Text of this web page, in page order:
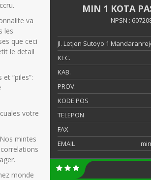
va
les
que ceci
le detail
et “piles”:
votre
mintes
monde
MIN 1 KOTA
NPSN :
Jl. Letjen Sutoyo 1
KEC.
KAB.
PROV.
KODE POS
TELEPON
FAX
EMAIL